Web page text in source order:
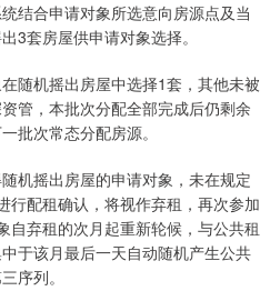
结合申请对象所选意向房源点及当
3套房屋供申请对象选择。
机摇出房屋中选择1套，其他未被
管，本批次分配全部完成后仍剩余
批次常态分配房源。
摇出房屋的申请对象，未在规定
行配租确认，将视作弃租，再次参加
自弃租的次月起重新轮候，与公共租
于该月最后一天自动随机产生公共
序列。